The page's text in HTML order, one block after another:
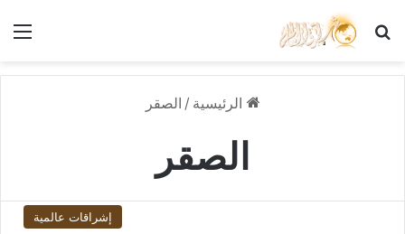
بحث عن
الرئيسية / الصقر
الصقر
إشراقات عالمية